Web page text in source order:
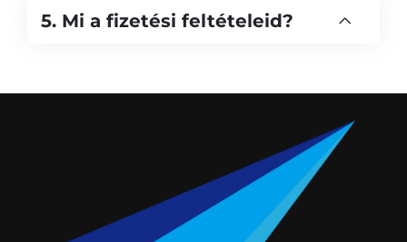
5. Mi a fizetési feltételeid?